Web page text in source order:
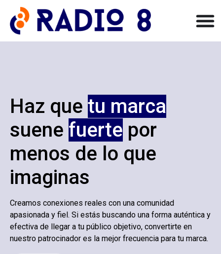
Haz que tu marca
suene fuerte por
menos de lo que
imaginas
Creamos conexiones reales con una comunidad
apasionada y fiel. Si estás buscando una forma auténtica y
efectiva de llegar a tu público objetivo, convertirte en
nuestro patrocinador es la mejor frecuencia para tu marca.